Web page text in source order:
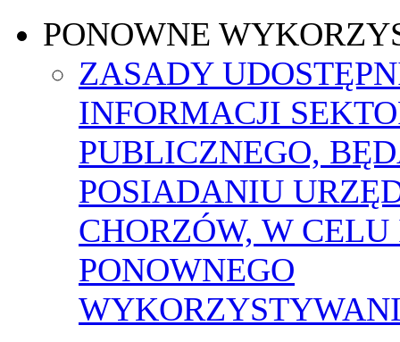
PONOWNE
ZASADY
INFORMACJI
PUBLICZNEGO,
POSIADANIU
CHORZÓW, W
PONOWNEGO